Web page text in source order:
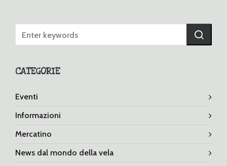
CATEGORIE
Eventi
Informazioni
Mercatino
News dal mondo della vela